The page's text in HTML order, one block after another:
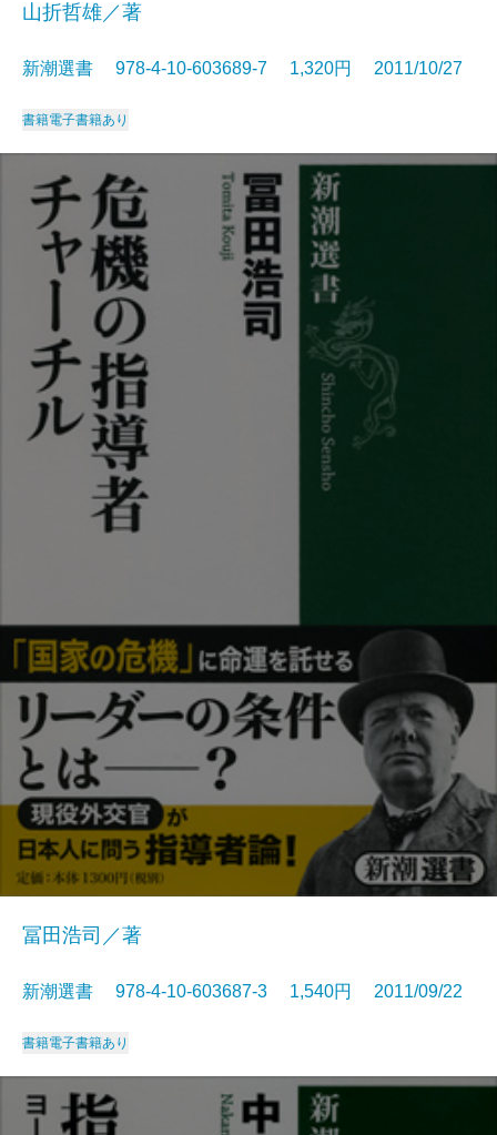
山折哲雄／著
新潮選書 978-4-10-603689-7 1,320円 2011/10/27
書籍電子書籍あり
冨田浩司／著
新潮選書 978-4-10-603687-3 1,540円 2011/09/22
書籍電子書籍あり